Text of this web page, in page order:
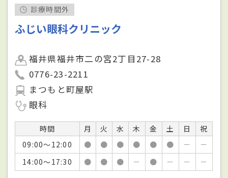
診療時間外
ふじい眼科クリニック
福井県福井市二の宮2丁目27-28
0776-23-2211
まつもと町屋駅
眼科
時間 月 火 水 木 金 土 日
祝
09:00～12:00
● ● ● ● ● ● －
－
14:00～17:30
● ● ● － ● － － －